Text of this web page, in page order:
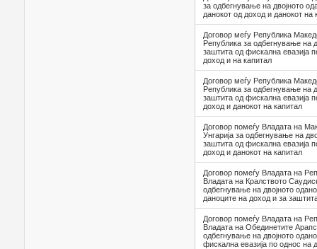
за одбегнување на двојното
данокот од доход и данокот на
Договор меѓу Република
Република за одбегнување на
заштита од фискална евазија
доход и на капитал
Договор меѓу Република
Република за одбегнување на
заштита од фискална евазија
доход и данокот на капитал
Договор помеѓу Владата на
Унгарија за одбегнување на
заштита од фискална евазија
доход и данокот на капитал
Договор помеѓу Владата на
Владата на Кралството
одбегнување на двојното
даноците на доход и за
Договор помеѓу Владата на
Владата на Обединетите
одбегнување на двојното
фискална евазија по однос на